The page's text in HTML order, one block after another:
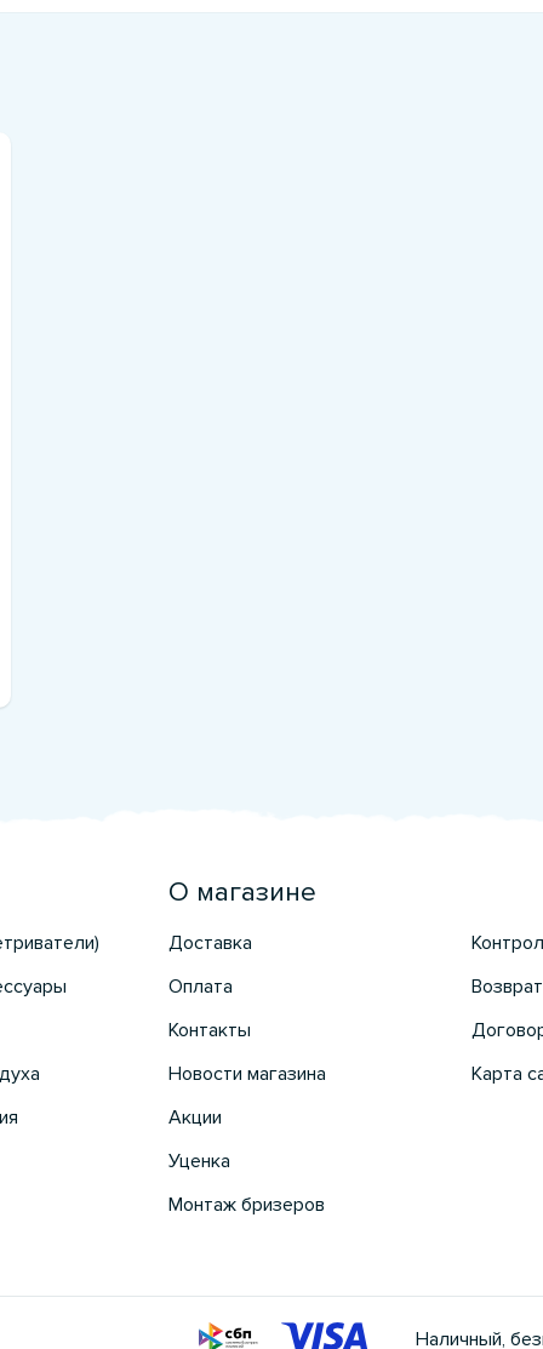
О магазине
Доставка
Оплата
Контакты
Новости магазина
Акции
Уценка
Монтаж бризеров
Карта
Наличный,